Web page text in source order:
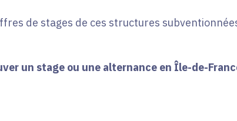
de stages de ces structures
un stage ou une alternance en Île-de-